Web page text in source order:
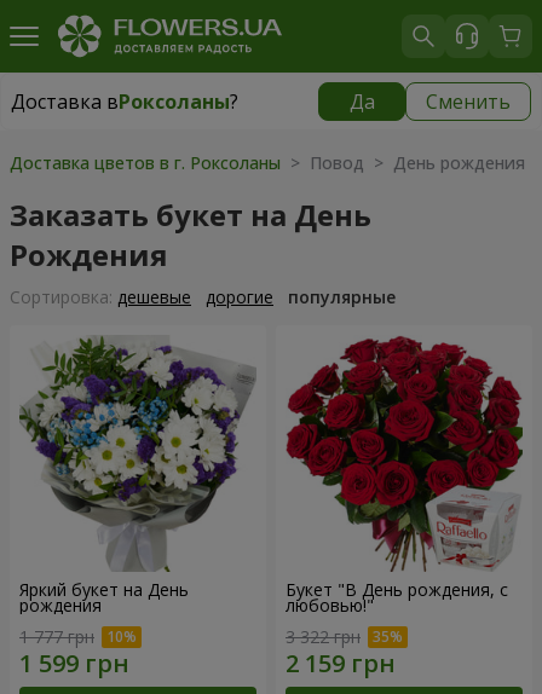
Доставка вРоксоланы? Да Сменить
Доставка вРоксоланы|
Доставка цветов в г. Роксоланы > Повод > День рождения
Заказать букет на День
Рождения
Cортировка: дешевые дорогие популярные
Яркий букет на День
рождения
1 777 грн
Букет "В День рождения, с
любовью!"
3 322 грн